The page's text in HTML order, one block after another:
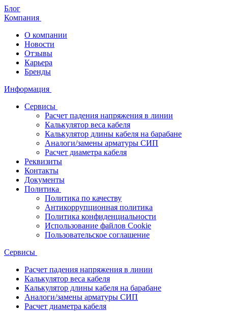
Блог
Компания
О компании
Новости
Отзывы
Карьера
Бренды
Информация
Сервисы
Расчет падения напряжения в линии
Калькулятор веса кабеля
Калькулятор длины кабеля на барабане
Аналоги/замены арматуры СИП
Расчет диаметра кабеля
Реквизиты
Контакты
Документы
Политика
Политика по качеству
Антикоррупционная политика
Политика конфиденциальности
Использование файлов Cookie
Пользовательское соглашение
Сервисы
Расчет падения напряжения в линии
Калькулятор веса кабеля
Калькулятор длины кабеля на барабане
Аналоги/замены арматуры СИП
Расчет диаметра кабеля